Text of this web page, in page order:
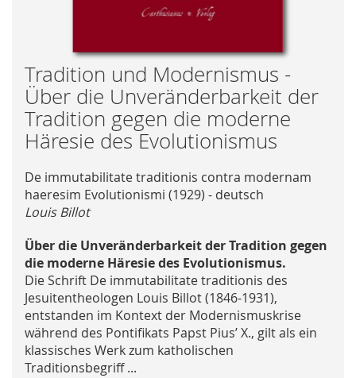
Skip
to
the
beginning
of
images
gallery
Tradition und Modernismus -
Über die Unveränderbarkeit der
Tradition gegen die moderne
Häresie des Evolutionismus
De immutabilitate traditionis contra modernam
haeresim Evolutionismi (1929) - deutsch
Louis Billot
Über die Unveränderbarkeit der Tradition gegen
die moderne Häresie des Evolutionismus.
Die Schrift De immutabilitate traditionis des
Jesuitentheologen Louis Billot (1846-1931),
entstanden im Kontext der Modernismuskrise
während des Pontifikats Papst Pius’ X., gilt als ein
klassisches Werk zum katholischen
Traditionsbegriff ...